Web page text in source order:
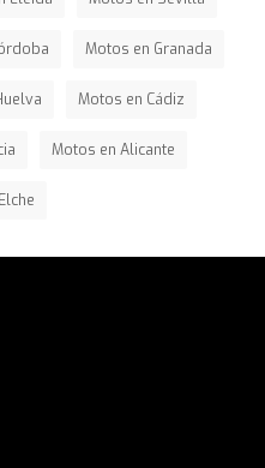
Motos en Granada
Motos en Cádiz
Motos en Alicante